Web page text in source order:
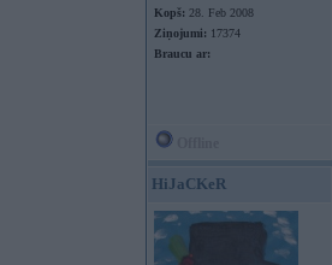
Kopš: 28. Feb 2008
Ziņojumi: 17374
Braucu ar:
HiJaCKeR